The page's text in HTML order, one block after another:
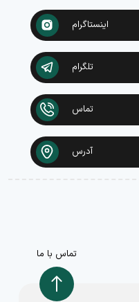
اینستاگرام
تلگرام
تماس
آدرس
تماس با ما